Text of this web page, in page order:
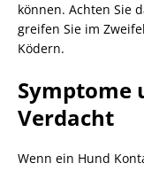
können. Achten Sie
greifen Sie im
Ködern.
Symptome
Verdacht
Wenn ein Hund